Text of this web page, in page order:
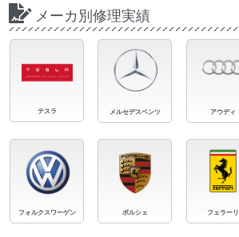
メーカ別修理実績
テスラ メルセデスベンツ アウディ
フォルクスワーゲン ポルシェ フェラーリ